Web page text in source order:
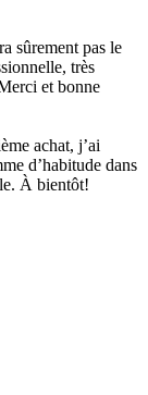
sûrement pas le
très
et bonne
achat, j’ai
d’habitude dans
À bientôt!